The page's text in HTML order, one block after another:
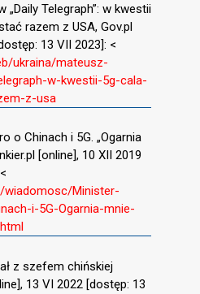
Telegraph”: w kwestii
razem z USA, Gov.pl
13 VII 2023]: <
ukraina/mateusz-
w-kwestii-5g-cala-
z-usa
o Chinach i 5G. „Ogarnia
[online], 10 XII 2019
wiadomosc/Minister-
i-5G-Ogarnia-mnie-
z szefem chińskiej
13 VI 2022 [dostęp: 13